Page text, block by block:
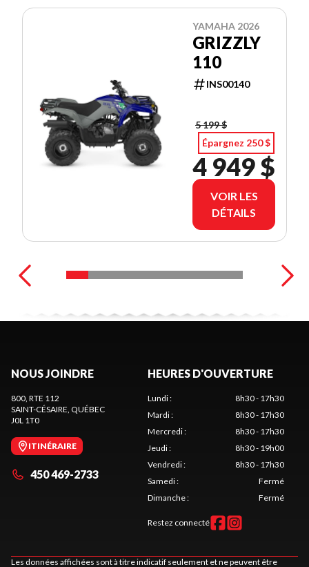
YAMAHA 2026
GRIZZLY
110
INS00140
5 199 $
Épargnez 250 $
4 949 $
VOIR LES
DÉTAILS
NOUS JOINDRE
800, RTE 112
SAINT-CÉSAIRE, QUÉBEC
J0L 1T0
ITINÉRAIRE
450 469-2733
HEURES D'OUVERTURE
Lundi:
8h30 - 17h30
Mardi:
8h30 - 17h30
Mercredi:
8h30 - 17h30
Jeudi:
8h30 - 19h00
Vendredi:
8h30 - 17h30
Samedi:
Fermé
Dimanche: Fermé
Restez connecté
Les données affichées sont à titre indicatif seulement et ne peuvent être